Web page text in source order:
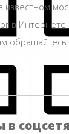
в Интернете
в